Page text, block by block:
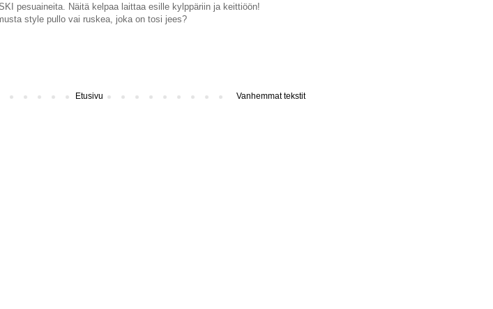
pesuaineita. Näitä kelpaa laittaa esille kylppäriin ja keittiöön!
style pullo vai ruskea, joka on tosi jees?
Vanhemmat tekstit
Etusivu